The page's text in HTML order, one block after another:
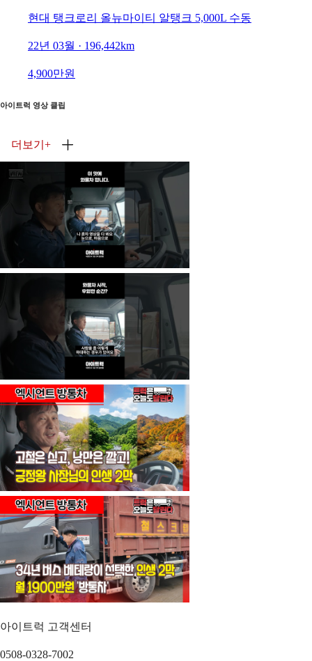
현대 탱크로리 올뉴마이티 알탱크 5,000L 수동
22년 03월 · 196,442km
4,900만원
아이트럭 영상 클립
더보기 +
아이트럭 고객센터
0508-0328-7002